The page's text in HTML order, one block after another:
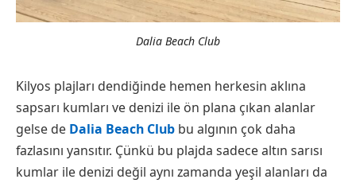
Dalia Beach Club
Kilyos plajları dendiğinde hemen herkesin aklına
sapsarı kumları ve denizi ile ön plana çıkan alanlar
gelse de Dalia Beach Club bu algının çok daha
fazlasını yansıtır. Çünkü bu plajda sadece altın sarısı
kumlar ile denizi değil aynı zamanda yeşil alanları da